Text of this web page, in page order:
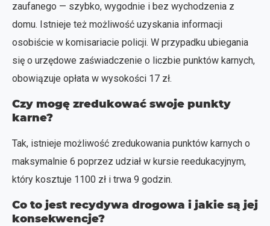
zaufanego — szybko, wygodnie i bez wychodzenia z
domu. Istnieje też możliwość uzyskania informacji
osobiście w komisariacie policji. W przypadku ubiegania
się o urzędowe zaświadczenie o liczbie punktów karnych,
obowiązuje opłata w wysokości 17 zł.
Czy mogę zredukować swoje punkty
karne?
Tak, istnieje możliwość zredukowania punktów karnych o
maksymalnie 6 poprzez udział w kursie reedukacyjnym,
który kosztuje 1100 zł i trwa 9 godzin.
Co to jest recydywa drogowa i jakie są jej
konsekwencje?